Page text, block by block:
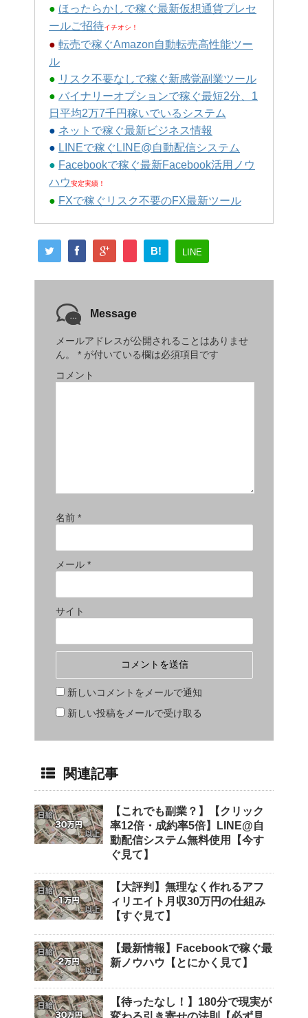
● ほったらかしで稼ぐ最新仮想通貨プレセ
ールご招待イチオシ！
● 転売で稼ぐAmazon自動転売高性能ツー
ル
● リスク不要なしで稼ぐ新感覚副業ツール
● バイナリーオプションで稼ぐ最短2分、1
日平均2万7千円稼いでいるシステム
● ネットで稼ぐ最新ビジネス情報
● LINEで稼ぐLINE@自動配信システム
● Facebookで稼ぐ最新Facebook活用ノウ
ハウ安定実績！
● FXで稼ぐリスク不要のFX最新ツール
B! LINE
Message
メールアドレスが公開されることはありませ
ん。
* が付いている欄は必須項目です
コメント
名前 *
メール *
サイト
新しいコメントをメールで通知
新しい投稿をメールで受け取る
関連記事
【これでも副業？】【クリック
率12倍・成約率5倍】LINE@自
動配信システム無料使用【今す
ぐ見て】
【大評判】無理なく作れるアフ
ィリエイト月収30万円の仕組み
【すぐ見て】
【最新情報】Facebookで稼ぐ最
新ノウハウ【とにかく見て】
【待ったなし！】180分で現実が